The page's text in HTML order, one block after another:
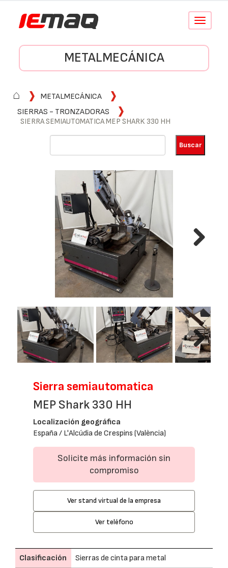
Conmutar
METALMECÁNICA
⌂
METALMECÁNICA
SIERRAS - TRONZADORAS
SIERRA SEMIAUTOMATICA MEP SHARK 330 HH
Next
Sierra semiautomatica
MEP Shark 330 HH
Localización geográfica
España / L'Alcúdia de Crespins (València)
Solicite más información sin
compromiso
Ver stand virtual de la empresa
Ver teléfono
Clasificación Sierras de cinta para metal